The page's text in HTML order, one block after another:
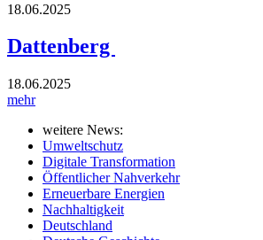
18.06.2025
Dattenberg
18.06.2025
mehr
weitere News:
Umweltschutz
Digitale Transformation
Öffentlicher Nahverkehr
Erneuerbare Energien
Nachhaltigkeit
Deutschland